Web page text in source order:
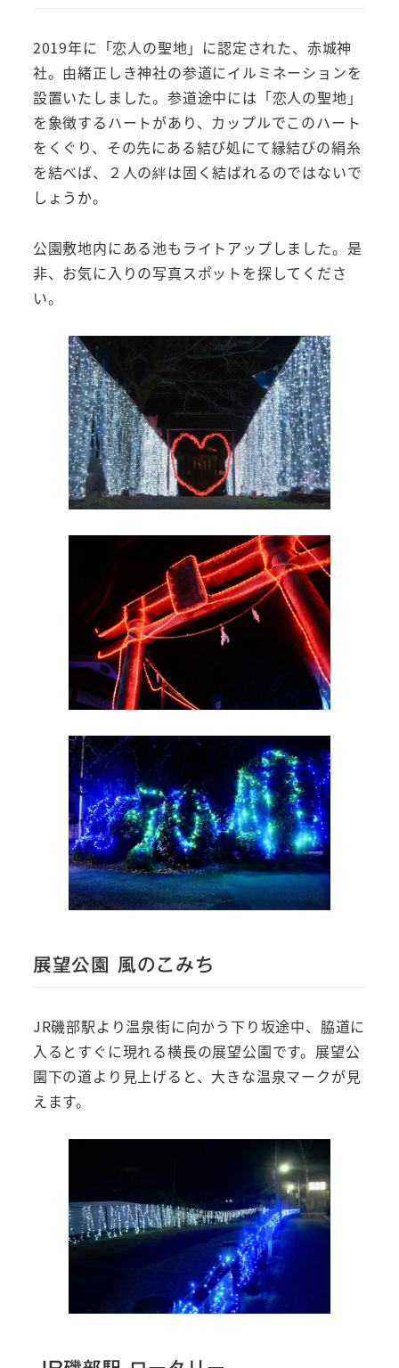
2019年に「恋人の聖地」に認定された、赤城神
社。由緒正しき神社の参道にイルミネーションを
設置いたしました。参道途中には「恋人の聖地」
を象徴するハートがあり、カップルでこのハート
をくぐり、その先にある結び処にて縁結びの絹糸
を結べば、２人の絆は固く結ばれるのではないで
しょうか。
公園敷地内にある池もライトアップしました。是
非、お気に入りの写真スポットを探してくださ
い。
展望公園 風のこみち
JR磯部駅より温泉街に向かう下り坂途中、脇道に
入るとすぐに現れる横長の展望公園です。展望公
園下の道より見上げると、大きな温泉マークが見
えます。